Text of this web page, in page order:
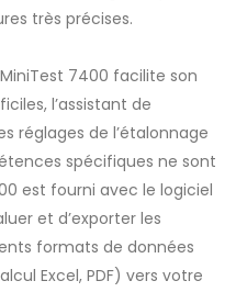
très précises.
7400 facilite son
l’assistant de
réglages de l’étalonnage
spécifiques ne sont
est fourni avec le logiciel
et d’exporter les
formats de données
Excel, PDF) vers votre